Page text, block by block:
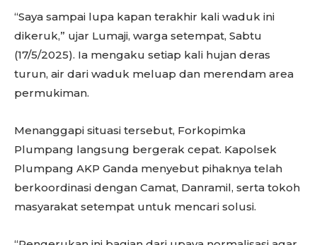
“Saya sampai lupa kapan terakhir kali waduk ini
dikeruk,” ujar Lumaji, warga setempat, Sabtu
(17/5/2025). Ia mengaku setiap kali hujan deras
turun, air dari waduk meluap dan merendam area
permukiman.
Menanggapi situasi tersebut, Forkopimka
Plumpang langsung bergerak cepat. Kapolsek
Plumpang AKP Ganda menyebut pihaknya telah
berkoordinasi dengan Camat, Danramil, serta tokoh
masyarakat setempat untuk mencari solusi.